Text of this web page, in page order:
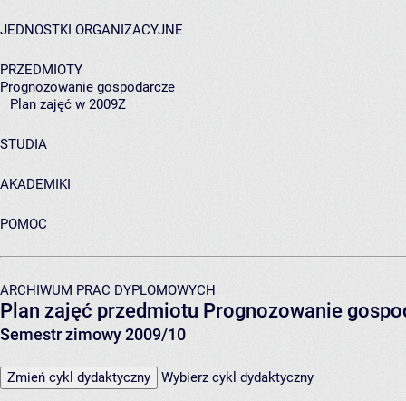
JEDNOSTKI ORGANIZACYJNE
PRZEDMIOTY
Prognozowanie gospodarcze
Plan zajęć w 2009Z
STUDIA
AKADEMIKI
POMOC
ARCHIWUM PRAC DYPLOMOWYCH
Plan zajęć przedmiotu Prognozowanie
Semestr zimowy 2009/10
Zmień cykl dydaktyczny Wybierz cykl dydaktyczny